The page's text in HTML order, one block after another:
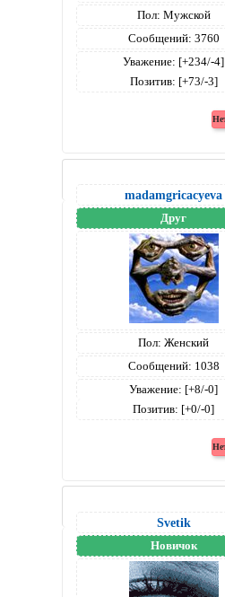
Пол: Мужской
Сообщений: 3760
Уважение: [+234/-4]
Позитив: [+73/-3]
madamgricacyeva
Друг
Пол: Женский
Сообщений: 1038
Уважение: [+8/-0]
Позитив: [+0/-0]
Svetik
Новичок